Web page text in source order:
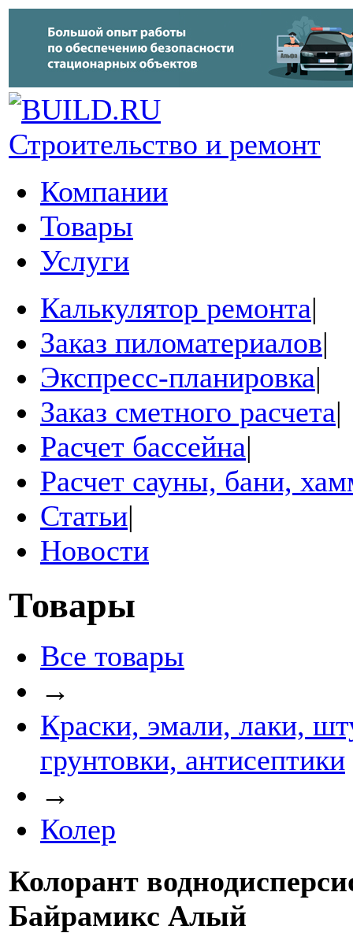
Строительство и ремонт
Компании
Товары
Услуги
Калькулятор ремонта|
Заказ пиломатериалов|
Экспресс-планировка|
Заказ сметного расчета|
Расчет бассейна|
Расчет сауны, бани,
Статьи|
Новости
Товары
Все товары
→
Краски, эмали, лаки,
грунтовки, антисептики
→
Колер
Колорант
Байрамикс Алый